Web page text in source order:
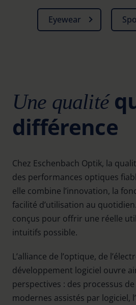
Eyewear
Une qualité
différence
Chez Eschenbach Optik, la
des performances optiques
elle combine l’innovation, la
facilité d’utilisation au
conçus pour offrir une réelle
intuitifs possible.
L’alliance de l’optique, de
développement logiciel ouvre
perspectives : des processus
modernes assistés par logiciel,